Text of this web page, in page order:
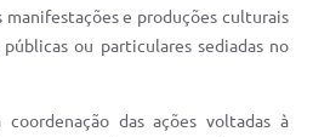
manifestações e produções culturais
ou particulares sediadas no
das ações voltadas à